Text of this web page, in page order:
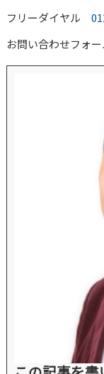
フリーダイヤル
お問い合わせフォ